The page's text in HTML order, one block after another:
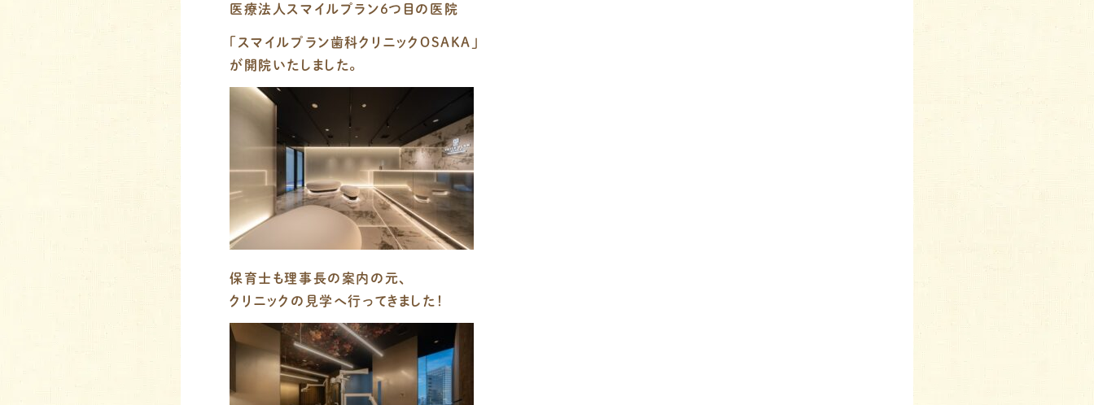
医療法人スマイルプラン６つ目の医院
「スマイルプラン歯科クリニックOSAKA」
が開院いたしました。
保育士も理事長の案内の元、
クリニックの見学へ行ってきました！